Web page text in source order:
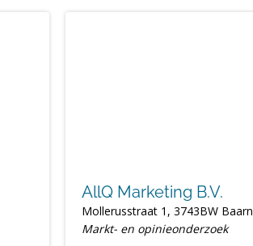
AllQ Marketing B.V.
Mollerusstraat 1, 3743BW Baarn
Markt- en opinieonderzoek